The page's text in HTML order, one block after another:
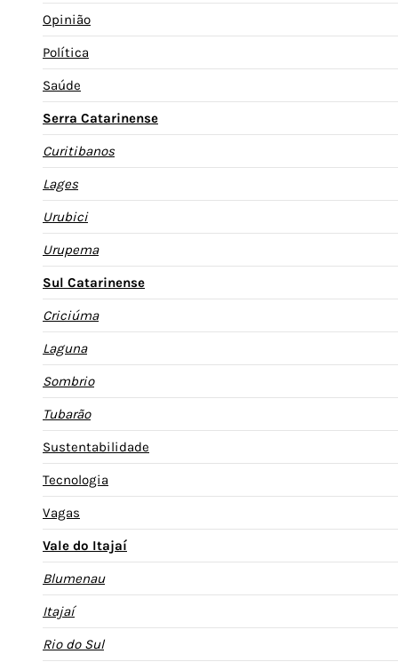
Opinião
Política
Saúde
Serra Catarinense
Curitibanos
Lages
Urubici
Urupema
Sul Catarinense
Criciúma
Laguna
Sombrio
Tubarão
Sustentabilidade
Tecnologia
Vagas
Vale do Itajaí
Blumenau
Itajaí
Rio do Sul